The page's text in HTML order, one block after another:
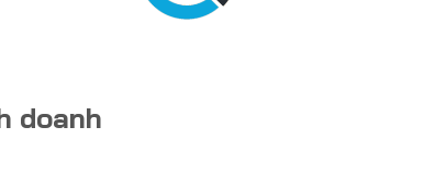
doanh